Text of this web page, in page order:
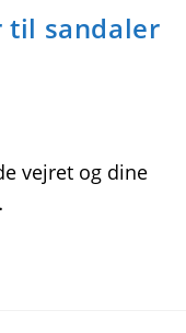
sandaler
vejret og dine